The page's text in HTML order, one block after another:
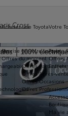
100%
Acheter une Toyota
Reprise de votre voiture
Offres du moment
Offres Particuliers
Offres Après-
Offres Occasions
Offres
Votre
Toyota
Offres
Ma vie
Cross